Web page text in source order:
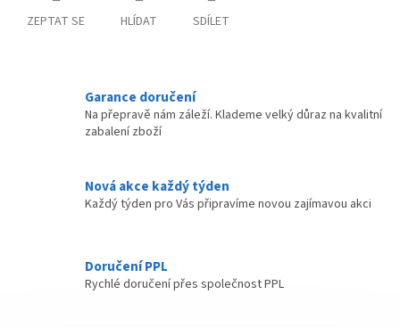
ZEPTAT SE HLÍDAT SDÍLET
Garance doručení
Na přepravě nám záleží. Klademe velký důraz na kvalitní
zabalení zboží
Nová akce každý týden
Každý týden pro Vás připravíme novou zajímavou akci
Doručení PPL
Rychlé doručení přes společnost PPL